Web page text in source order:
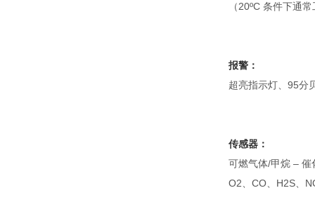
（20ºC 条件下通
报警：
超亮指示灯、95分
传感器：
可燃气体/甲烷 – 催
O2、CO、H2S、